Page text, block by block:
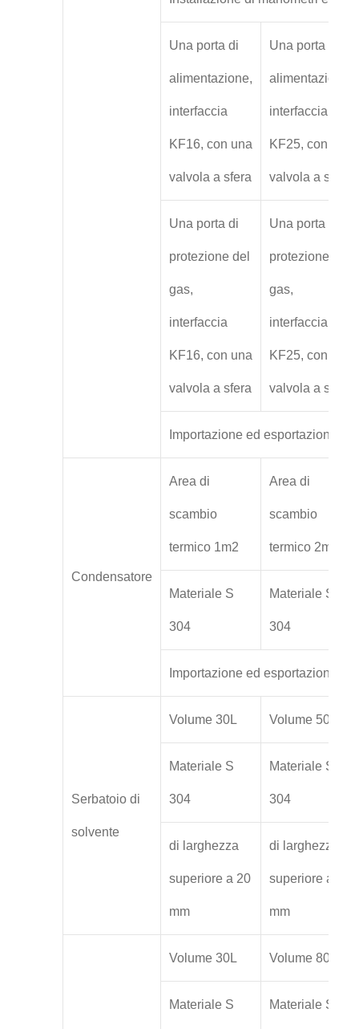
Una porta di
alimentazione,
interfaccia
KF16, con una
valvola a sfera
Una porta di
alimentazione,
interfaccia
KF25, con una
valvola a sfera
Una porta di
protezione del
gas,
interfaccia
KF16, con una
valvola a sfera
Una porta di
protezione del
gas,
interfaccia
KF25, con una
valvola a sfera
Importazione ed esportazione di
Condensatore
Area di
scambio
termico 1m2
Area di
scambio
termico 2m2
Materiale S
304
Materiale S
304
Importazione ed esportazione di
Serbatoio di
solvente
Volume 30L Volume 50L
Materiale S
304
Materiale S
304
di larghezza
superiore a 20
mm
di larghezza
superiore a 20
mm
Volume 30L Volume 80L
Materiale S Materiale S